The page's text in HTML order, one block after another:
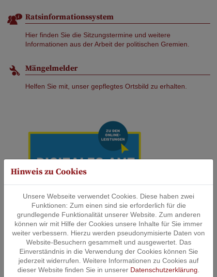
Ratsinformationssystem
Hier finden Sie die Sitzungstermine und weitere
Informationen aus der Arbeit der politischen Gremien.
Mängelmelder
Helfen Sie mit, unser gepflegtes Ortsbild zu erhalten.
Hinweis zu Cookies
Unsere Webseite verwendet Cookies. Diese haben zwei
Funktionen: Zum einen sind sie erforderlich für die
grundlegende Funktionalität unserer Website. Zum anderen
können wir mit Hilfe der Cookies unsere Inhalte für Sie immer
weiter verbessern. Hierzu werden pseudonymisierte Daten von
Website-Besuchern gesammelt und ausgewertet. Das
Einverständnis in die Verwendung der Cookies können Sie
jederzeit widerrufen. Weitere Informationen zu Cookies auf
dieser Website finden Sie in unserer Datenschutzerklärung